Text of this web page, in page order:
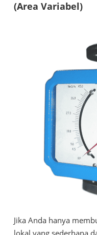
(Area Variabel)
Jika Anda hanya
lokal yang sederhana